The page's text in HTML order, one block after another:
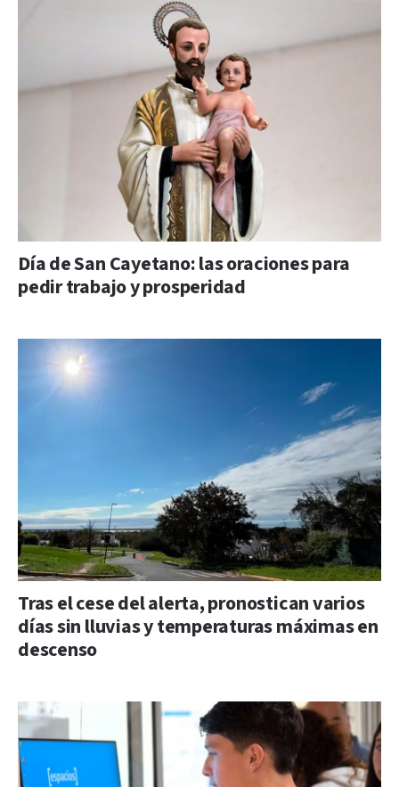
Día de San Cayetano: las oraciones para
pedir trabajo y prosperidad
Tras el cese del alerta, pronostican varios
días sin lluvias y temperaturas máximas en
descenso